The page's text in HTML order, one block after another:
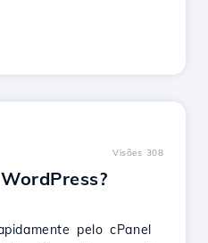
Visões 308
pelo cPanel